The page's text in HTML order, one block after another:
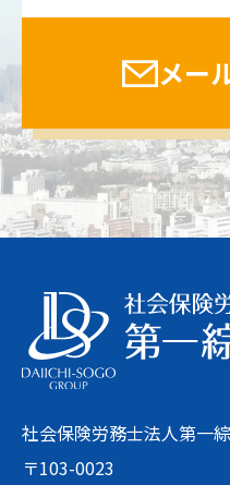
メー
社会保険労務士法人第一
〒103-0023